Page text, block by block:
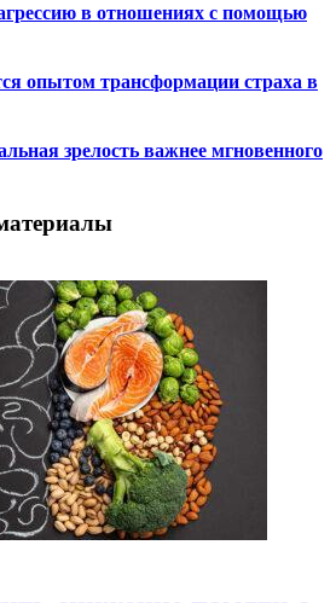
в отношениях с помощью
опытом трансформации страха в
зрелость важнее мгновенного